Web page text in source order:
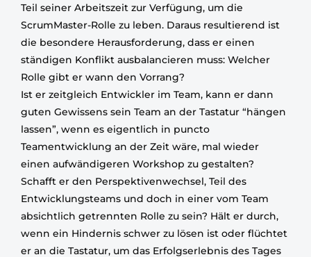
Teil seiner Arbeitszeit zur Verfügung, um die
ScrumMaster-Rolle zu leben. Daraus resultierend ist
die besondere Herausforderung, dass er einen
ständigen Konflikt ausbalancieren muss: Welcher
Rolle gibt er wann den Vorrang?
Ist er zeitgleich Entwickler im Team, kann er dann
guten Gewissens sein Team an der Tastatur “hängen
lassen”, wenn es eigentlich in puncto
Teamentwicklung an der Zeit wäre, mal wieder
einen aufwändigeren Workshop zu gestalten?
Schafft er den Perspektivenwechsel, Teil des
Entwicklungsteams und doch in einer vom Team
absichtlich getrennten Rolle zu sein? Hält er durch,
wenn ein Hindernis schwer zu lösen ist oder flüchtet
er an die Tastatur, um das Erfolgserlebnis des Tages